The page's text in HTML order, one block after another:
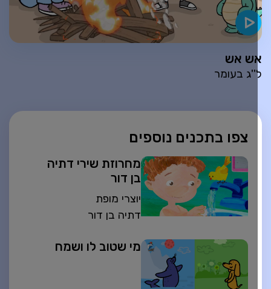
צפו בתכנים נוספים
מחרוזת שירי דתיה
בן דור
יוצרי מופת
דתיה בן דור
מי שטוב לו ושמח
אש
בעומר